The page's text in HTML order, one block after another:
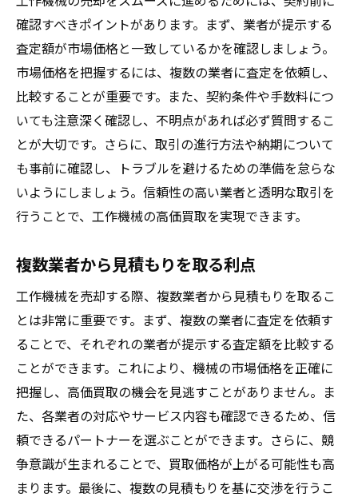
確認すべきポイントがあります。まず、業者が提示する
査定額が市場価格と一致しているかを確認しましょう。
市場価格を把握するには、複数の業者に査定を依頼し、
比較することが重要です。また、契約条件や手数料につ
いても注意深く確認し、不明点があれば必ず質問するこ
とが大切です。さらに、取引の進行方法や納期について
も事前に確認し、トラブルを避けるための準備を怠らな
いようにしましょう。信頼性の高い業者と透明な取引を
行うことで、工作機械の高価買取を実現できます。
複数業者から見積もりを取る利点
工作機械を売却する際、複数業者から見積もりを取るこ
とは非常に重要です。まず、複数の業者に査定を依頼す
ることで、それぞれの業者が提示する査定額を比較する
ことができます。これにより、機械の市場価格を正確に
把握し、高価買取の機会を見逃すことがありません。ま
た、各業者の対応やサービス内容も確認できるため、信
頼できるパートナーを選ぶことができます。さらに、競
争意識が生まれることで、買取価格が上がる可能性も高
まります。最後に、複数の見積もりを基に交渉を行うこ